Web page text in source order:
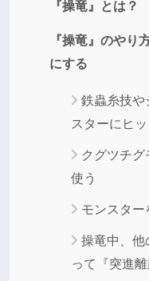
『操竜』とは？
『操竜』のやり
にする
鉄蟲糸技や
スターにヒ
クグツチグ
使う
モンスター
操竜中、他
って『突進